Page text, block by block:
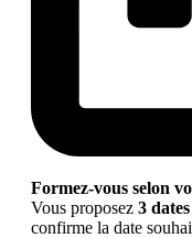
Formez-vous selon
Vous proposez 3
confirme la date